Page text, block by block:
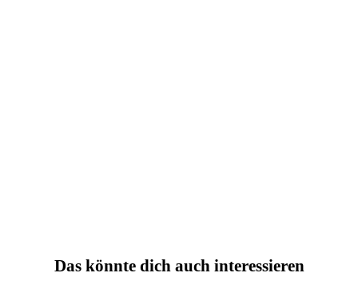
Das könnte dich auch interessieren